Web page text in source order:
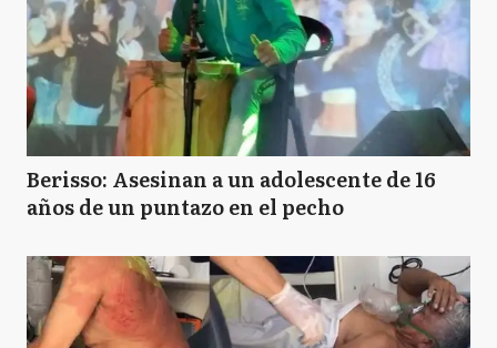
Berisso: Asesinan a un adolescente de 16
años de un puntazo en el pecho